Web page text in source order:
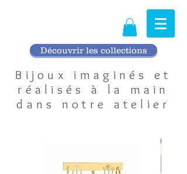
Découvrir les collections
Bijoux imaginés et
réalisés à la main
dans notre atelier